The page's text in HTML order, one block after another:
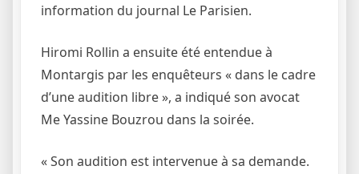
information du journal Le Parisien.
Hiromi Rollin a ensuite été entendue à
Montargis par les enquêteurs « dans le cadre
d’une audition libre », a indiqué son avocat
Me Yassine Bouzrou dans la soirée.
« Son audition est intervenue à sa demande.